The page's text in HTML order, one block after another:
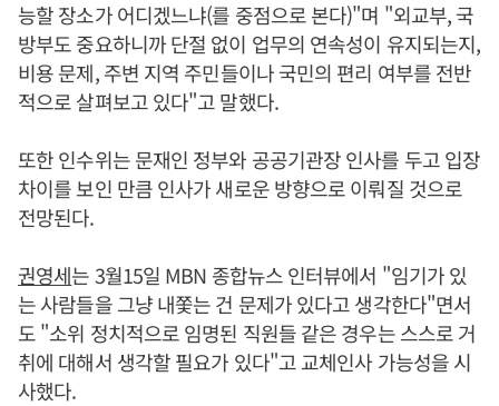
능할 장소가 어디겠느냐(를 중점으로 본다)"며 "외교부, 국
방부도 중요하니까 단절 없이 업무의 연속성이 유지되는지,
비용 문제, 주변 지역 주민들이나 국민의 편리 여부를 전반
적으로 살펴보고 있다"고 말했다.
또한 인수위는 문재인 정부와 공공기관장 인사를 두고 입장
차이를 보인 만큼 인사가 새로운 방향으로 이뤄질 것으로
전망된다.
권영세는 3월15일 MBN 종합뉴스 인터뷰에서 "임기가 있
는 사람들을 그냥 내쫓는 건 문제가 있다고 생각한다"면서
도 "소위 정치적으로 임명된 직원들 같은 경우는 스스로 거
취에 대해서 생각할 필요가 있다"고 교체인사 가능성을 시
사했다.